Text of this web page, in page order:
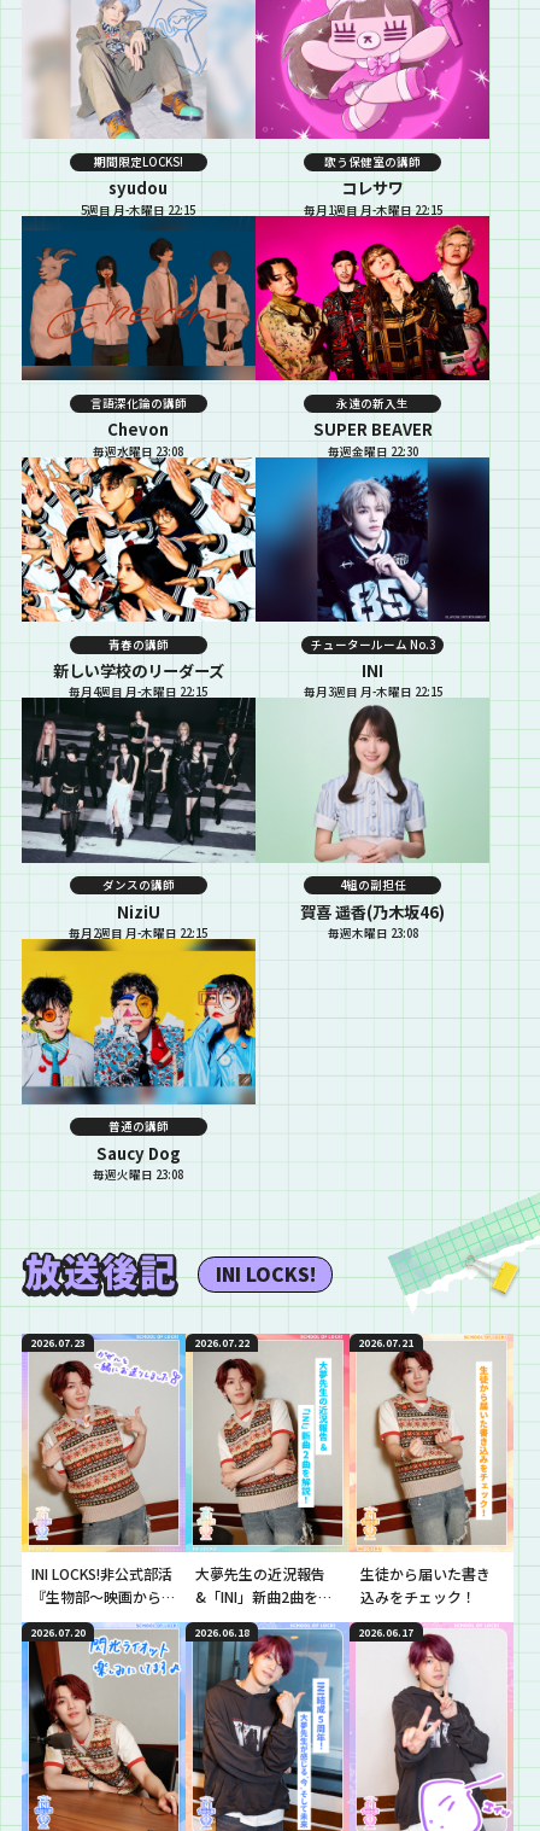
期間限定LOCKS!
syudou
5週目 月-木曜日 22:15
歌う保健室の講師
コレサワ
毎月1週目 月-木曜日 22:15
言語深化論の講師
Chevon
毎週水曜日 23:08
永遠の新入生
SUPER BEAVER
毎週金曜日 22:30
青春の講師
新しい学校のリーダーズ
毎月4週目 月-木曜日 22:15
チュータールーム No.3
INI
毎月3週目 月-木曜日 22:15
ダンスの講師
NiziU
毎月2週目 月-木曜日 22:15
4組の副担任
賀喜 遥香(乃木坂46)
毎週木曜日 23:08
普通の講師
Saucy Dog
毎週火曜日 23:08
INI LOCKS!
2026.07.23
INI LOCKS!非公式部活
『生物部〜映画から
学ぶ生物学〜』
2026.07.22
大夢先生の近況報告
&「INI」新曲2曲を解
説！
2026.07.21
生徒から届いた書き
込みをチェック！
2026.07.20 2026.06.18 2026.06.17